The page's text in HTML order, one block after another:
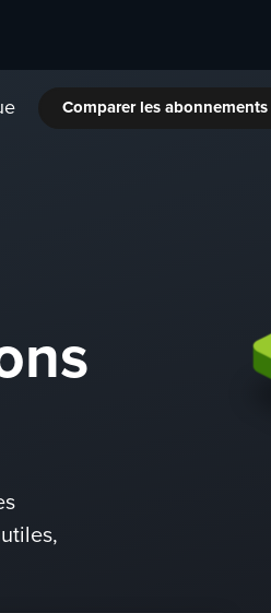
Comparer les abonnements